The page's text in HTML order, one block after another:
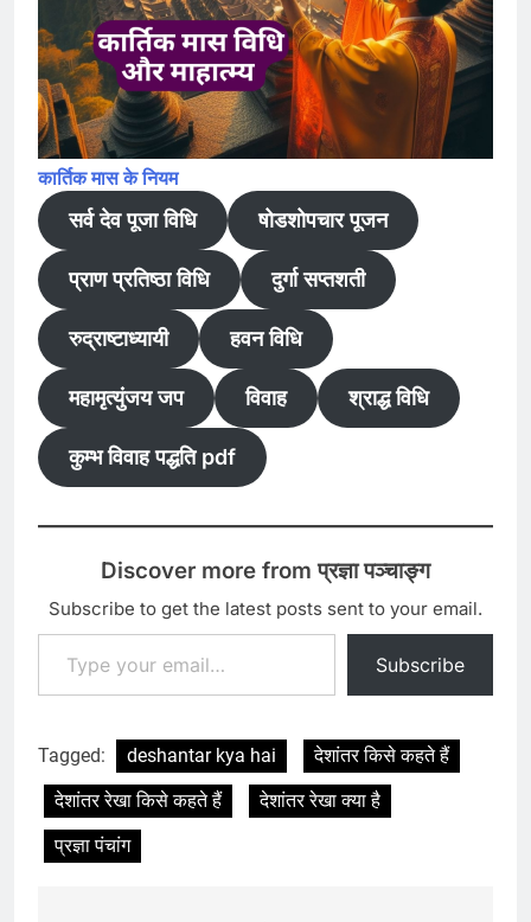
कार्तिक मास के नियम
सर्व देव पूजा विधि षोडशोपचार पूजन
प्राण प्रतिष्ठा विधि दुर्गा सप्तशती
रुद्राष्टाध्यायी हवन विधि
महामृत्युंजय जप विवाह श्राद्ध विधि
कुम्भ विवाह पद्धति pdf
Discover more from प्रज्ञा पञ्चाङ्ग
Subscribe to get the latest posts sent to your email.
Type your email…
Subscribe
Tagged: deshantar kya hai
देशांतर किसे कहते हैं
देशांतर रेखा किसे कहते हैं
देशांतर रेखा क्या है
प्रज्ञा पंचांग